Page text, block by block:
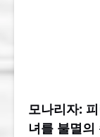
모나리자:
녀를 불멸